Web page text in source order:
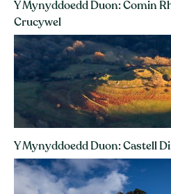
Y Mynyddoedd Duon: Comin
Crucywel
Y Mynyddoedd Duon: Castell